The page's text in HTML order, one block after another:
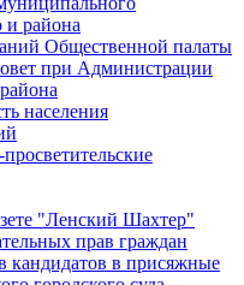
и района
Общественной палаты
при Администрации
населения
"Ленский Шахтер"
прав граждан
кандидатов в присяжные